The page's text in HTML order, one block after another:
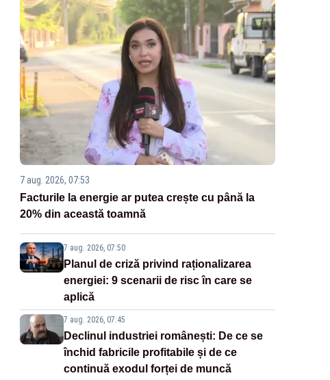
7 aug. 2026, 07:53
Facturile la energie ar putea crește cu până la
20% din această toamnă
7 aug. 2026, 07:50
Planul de criză privind raționalizarea
energiei: 9 scenarii de risc în care se
aplică
7 aug. 2026, 07:45
Declinul industriei românești: De ce se
închid fabricile profitabile și de ce
continuă exodul forței de muncă